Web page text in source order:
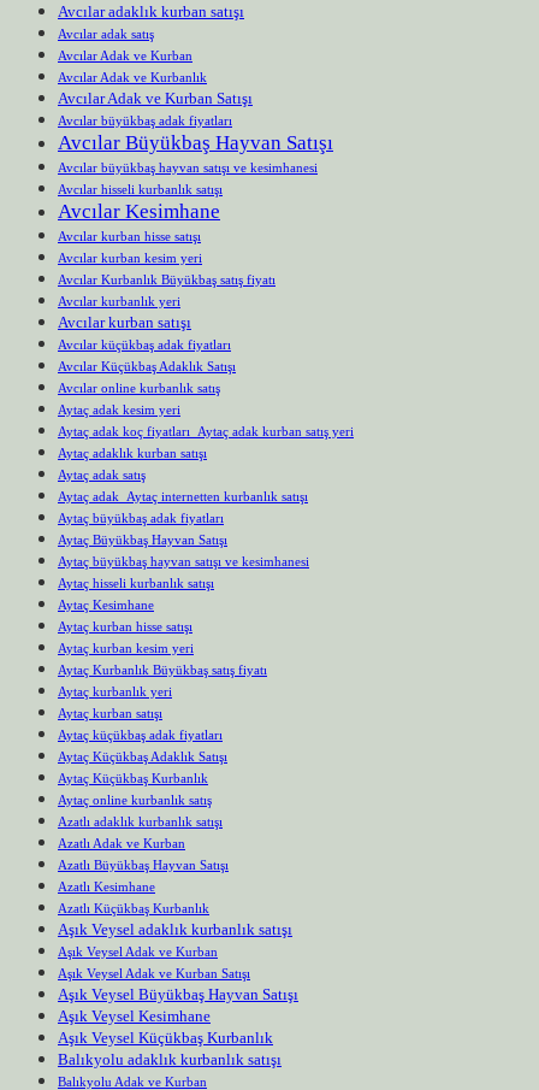
Avcılar adaklık kurban satışı
Avcılar adak satış
Avcılar Adak ve Kurban
Avcılar Adak ve Kurbanlık
Avcılar Adak ve Kurban Satışı
Avcılar büyükbaş adak fiyatları
Avcılar Büyükbaş Hayvan Satışı
Avcılar büyükbaş hayvan satışı ve kesimhanesi
Avcılar hisseli kurbanlık satışı
Avcılar Kesimhane
Avcılar kurban hisse satışı
Avcılar kurban kesim yeri
Avcılar Kurbanlık Büyükbaş satış fiyatı
Avcılar kurbanlık yeri
Avcılar kurban satışı
Avcılar küçükbaş adak fiyatları
Avcılar Küçükbaş Adaklık Satışı
Avcılar online kurbanlık satış
Aytaç adak kesim yeri
Aytaç adak koç fiyatları Aytaç adak kurban satış yeri
Aytaç adaklık kurban satışı
Aytaç adak satış
Aytaç adak Aytaç internetten kurbanlık satışı
Aytaç büyükbaş adak fiyatları
Aytaç Büyükbaş Hayvan Satışı
Aytaç büyükbaş hayvan satışı ve kesimhanesi
Aytaç hisseli kurbanlık satışı
Aytaç Kesimhane
Aytaç kurban hisse satışı
Aytaç kurban kesim yeri
Aytaç Kurbanlık Büyükbaş satış fiyatı
Aytaç kurbanlık yeri
Aytaç kurban satışı
Aytaç küçükbaş adak fiyatları
Aytaç Küçükbaş Adaklık Satışı
Aytaç Küçükbaş Kurbanlık
Aytaç online kurbanlık satış
Azatlı adaklık kurbanlık satışı
Azatlı Adak ve Kurban
Azatlı Büyükbaş Hayvan Satışı
Azatlı Kesimhane
Azatlı Küçükbaş Kurbanlık
Aşık Veysel adaklık kurbanlık satışı
Aşık Veysel Adak ve Kurban
Aşık Veysel Adak ve Kurban Satışı
Aşık Veysel Büyükbaş Hayvan Satışı
Aşık Veysel Kesimhane
Aşık Veysel Küçükbaş Kurbanlık
Balıkyolu adaklık kurbanlık satışı
Balıkyolu Adak ve Kurban